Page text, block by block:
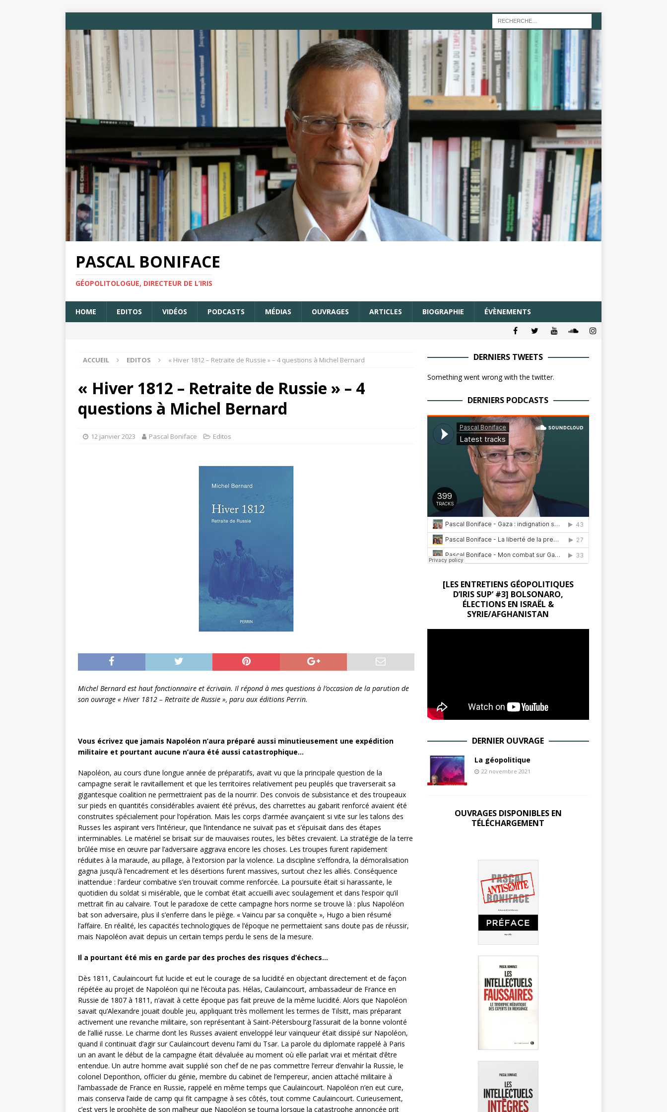
PASCAL BONIFACE
GÉOPOLITOLOGUE, DIRECTEUR DE L’IRIS
HOME EDITOS VIDÉOS PODCASTS MÉDIAS OUVRAGES ARTICLES BIOGRAPHIE ÉVÈNEMENTS
ACCUEIL EDITOS « Hiver 1812 – Retraite de Russie » – 4 questions à Michel Bernard
« Hiver 1812 – Retraite de Russie » – 4
questions à Michel Bernard
12 janvier 2023 Pascal Boniface Editos
Michel Bernard est haut fonctionnaire et écrivain. Il répond à mes questions à l’occasion de la parution de
son ouvrage « Hiver 1812 – Retraite de Russie », paru aux éditions Perrin.
Vous écrivez que jamais Napoléon n’aura préparé aussi minutieusement une expédition
militaire et pourtant aucune n’aura été aussi catastrophique…
Napoléon, au cours d’une longue année de préparatifs, avait vu que la principale question de la
campagne serait le ravitaillement et que les territoires relativement peu peuplés que traverserait sa
gigantesque coalition ne permettraient pas de la nourrir. Des convois de subsistance et des troupeaux
sur pieds en quantités considérables avaient été prévus, des charrettes au gabarit renforcé avaient été
construites spécialement pour l’opération. Mais les corps d’armée avançaient si vite sur les talons des
Russes les aspirant vers l’intérieur, que l’intendance ne suivait pas et s’épuisait dans des étapes
interminables. Le matériel se brisait sur de mauvaises routes, les bêtes crevaient. La stratégie de la terre
brûlée mise en œuvre par l’adversaire aggrava encore les choses. Les troupes furent rapidement
réduites à la maraude, au pillage, à l’extorsion par la violence. La discipline s’effondra, la démoralisation
gagna jusqu’à l’encadrement et les désertions furent massives, surtout chez les alliés. Conséquence
inattendue : l’ardeur combative s’en trouvait comme renforcée. La poursuite était si harassante, le
quotidien du soldat si misérable, que le combat était accueilli avec soulagement et dans l’espoir qu’il
mettrait fin au calvaire. Tout le paradoxe de cette campagne hors norme se trouve là : plus Napoléon
bat son adversaire, plus il s’enferre dans le piège. « Vaincu par sa conquête », Hugo a bien résumé
l’affaire. En réalité, les capacités technologiques de l’époque ne permettaient sans doute pas de réussir,
mais Napoléon avait depuis un certain temps perdu le sens de la mesure.
Il a pourtant été mis en garde par des proches des risques d’échecs…
Dès 1811, Caulaincourt fut lucide et eut le courage de sa lucidité en objectant directement et de façon
répétée au projet de Napoléon qui ne l’écouta pas. Hélas, Caulaincourt, ambassadeur de France en
Russie de 1807 à 1811, n’avait à cette époque pas fait preuve de la même lucidité. Alors que Napoléon
savait qu’Alexandre jouait double jeu, appliquant très mollement les termes de Tilsitt, mais préparant
activement une revanche militaire, son représentant à Saint-Pétersbourg l’assurait de la bonne volonté
de l’allié russe. Le charme dont les Russes avaient enveloppé leur vainqueur était dissipé sur Napoléon,
quand il continuait d’agir sur Caulaincourt devenu l’ami du Tsar. La parole du diplomate rappelé à Paris
un an avant le début de la campagne était dévaluée au moment où elle parlait vrai et méritait d’être
entendue. Un autre homme avait supplié son chef de ne pas commettre l’erreur d’envahir la Russie, le
colonel Deponthon, officier du génie, membre du cabinet de l’empereur, ancien attaché militaire à
l’ambassade de France en Russie, rappelé en même temps que Caulaincourt. Napoléon n’en eut cure,
mais conserva l’aide de camp qui fit campagne à ses côtés, tout comme Caulaincourt. Curieusement,
c’est vers le prophète de son malheur que Napoléon se tourna lorsque la catastrophe annoncée prit
DERNIERS TWEETS
Something went wrong with the twitter.
DERNIERS PODCASTS
[LES ENTRETIENS GÉOPOLITIQUES
D’IRIS SUP’ #3] BOLSONARO,
ÉLECTIONS EN ISRAËL &
SYRIE/AFGHANISTAN
DERNIER OUVRAGE
La géopolitique
22 novembre 2021
OUVRAGES DISPONIBLES EN
TÉLÉCHARGEMENT